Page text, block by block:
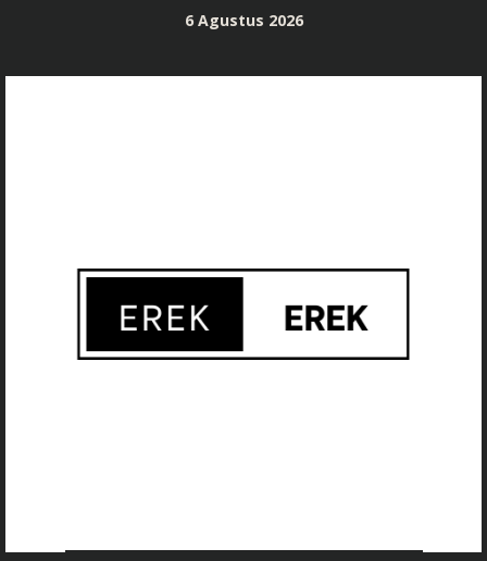
content
6 Agustus 2026